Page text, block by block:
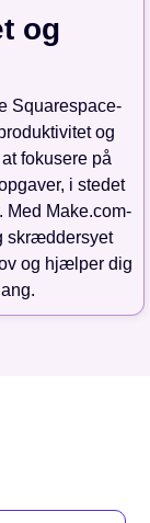
og
Squarespace-
og
fokusere på
i stedet
Med Make.com-
skræddersyet
og hjælper dig